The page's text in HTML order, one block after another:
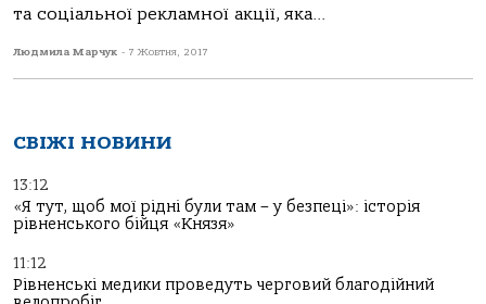
та соціальної рекламної акції, яка...
Людмила Марчук - 7 Жовтня, 2017
СВІЖІ НОВИНИ
13:12
«Я тут, щоб мої рідні були там – у безпеці»: історія
рівненського бійця «Князя»
11:12
Рівненські медики проведуть черговий благодійний